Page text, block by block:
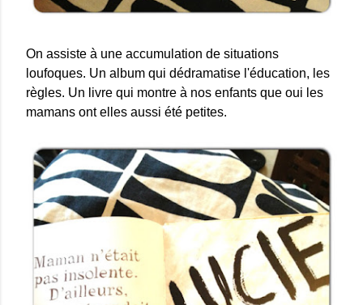
On assiste à une accumulation de situations
loufoques. Un album qui dédramatise l'éducation, les
règles. Un livre qui montre à nos enfants que oui les
mamans ont elles aussi été petites.